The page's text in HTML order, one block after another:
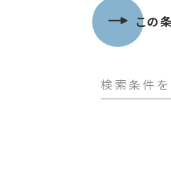
資源管理・資源増殖
地域活性化
JF全国女性連JF
全国漁連海面魚類
漁船海難遺児育英
複数指定の場合は、空白で区切
（例：東京都 青年部 定置網）
この
検索条件を